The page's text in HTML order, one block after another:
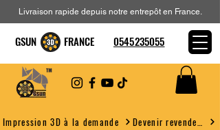
Impression 3D à la demande
Livraison rapide depuis notre entrepôt en France.
GSUN FRANCE 0545235055